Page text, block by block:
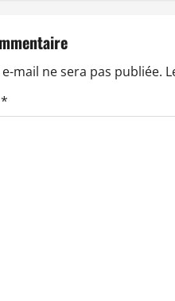
mail ne sera pas publiée.
*